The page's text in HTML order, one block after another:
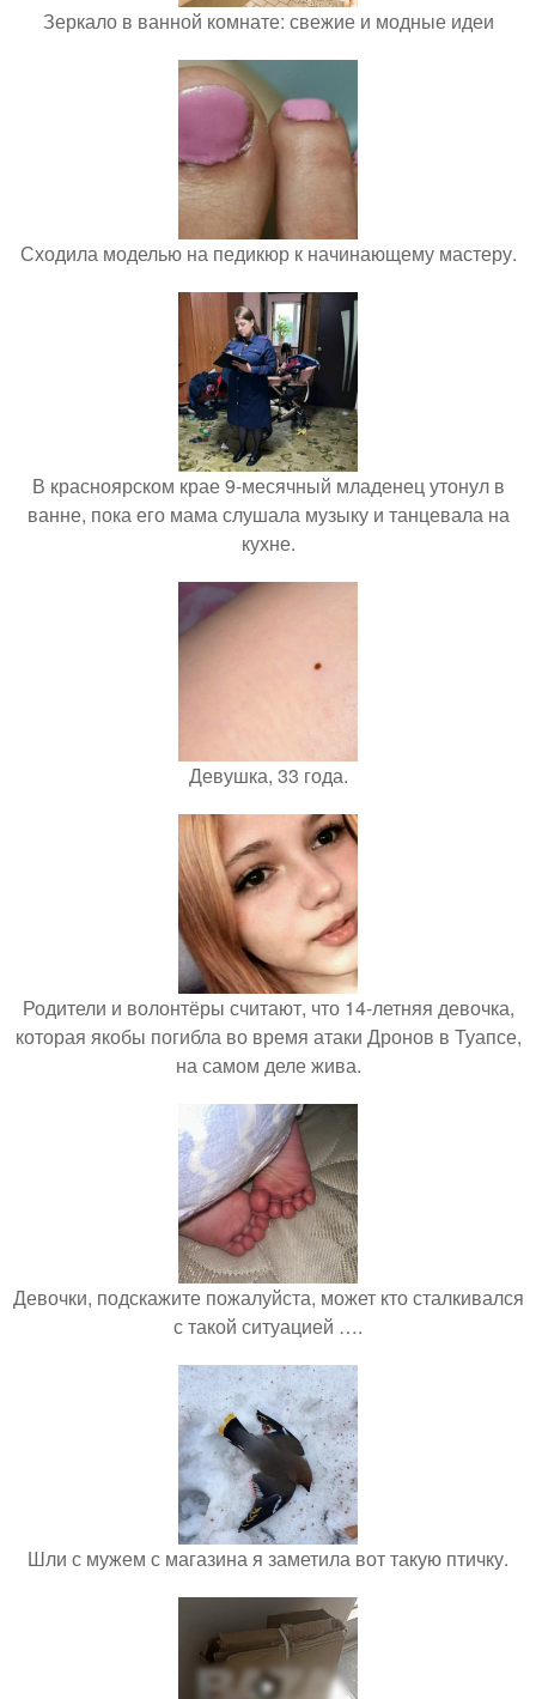
Зеркало в ванной комнате: свежие и модные идеи
Сходила моделью на педикюр к начинающему мастеру.
В красноярском крае 9-месячный младенец утонул в
ванне, пока его мама слушала музыку и танцевала на
кухне.
Девушка, 33 года.
Родители и волонтёры считают, что 14-летняя девочка,
которая якобы погибла во время атаки Дронов в Туапсе,
на самом деле жива.
Девочки, подскажите пожалуйста, может кто сталкивался
с такой ситуацией ….
Шли с мужем с магазина я заметила вот такую птичку.